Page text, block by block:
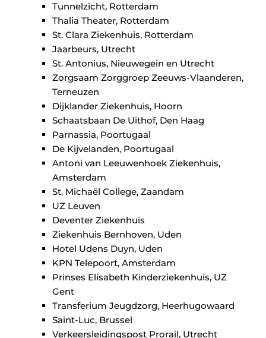
Tunnelzicht, Rotterdam
Thalia Theater, Rotterdam
St. Clara Ziekenhuis, Rotterdam
Jaarbeurs, Utrecht
St. Antonius, Nieuwegein en Utrecht
Zorgsaam Zorggroep Zeeuws-Vlaanderen,
Terneuzen
Dijklander Ziekenhuis, Hoorn
Schaatsbaan De Uithof, Den Haag
Parnassia, Poortugaal
De Kijvelanden, Poortugaal
Antoni van Leeuwenhoek Ziekenhuis,
Amsterdam
St. Michaël College, Zaandam
UZ Leuven
Deventer Ziekenhuis
Ziekenhuis Bernhoven, Uden
Hotel Udens Duyn, Uden
KPN Telepoort, Amsterdam
Prinses Elisabeth Kinderziekenhuis, UZ
Gent
Transferium Jeugdzorg, Heerhugowaard
Saint-Luc, Brussel
Verkeersleidingspost Prorail, Utrecht